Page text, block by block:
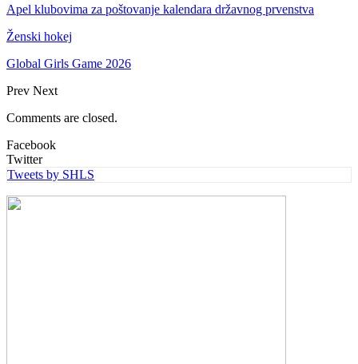
Apel klubovima za poštovanje kalendara državnog prvenstva
Ženski hokej
Global Girls Game 2026
Prev Next
Comments are closed.
Facebook
Twitter
Tweets by SHLS